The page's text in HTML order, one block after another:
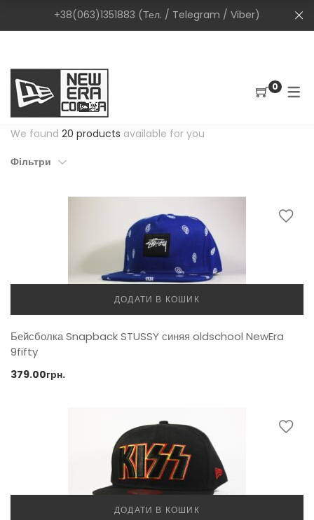
+38(063)1351883 (Тел. / Telegram / Viber)
0
We found 20 products available for you
Фільтри
ДОДАТИ В КОШИК
Бейсболка Snapback STUSSY синяя oldschool NewEra
9fifty
379.00грн.
ДОДАТИ В КОШИК